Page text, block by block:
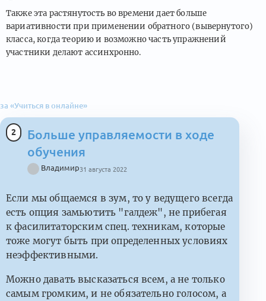
Также эта растянутость во времени дает больше
вариативности при применении обратного (вывернутого)
класса, когда теорию и возможно часть упражнений
участники делают ассинхронно.
за «Учиться в онлайне»
Больше управляемости в ходе
обучения
Владимир31 августа 2022
2
Если мы общаемся в зум, то у ведущего всегда
есть опция замьютить "галдеж", не прибегая
к фасилитаторским спец. техникам, которые
тоже могут быть при определенных условиях
неэффективными.
Можно давать высказаться всем, а не только
самым громким, и не обязательно голосом, а